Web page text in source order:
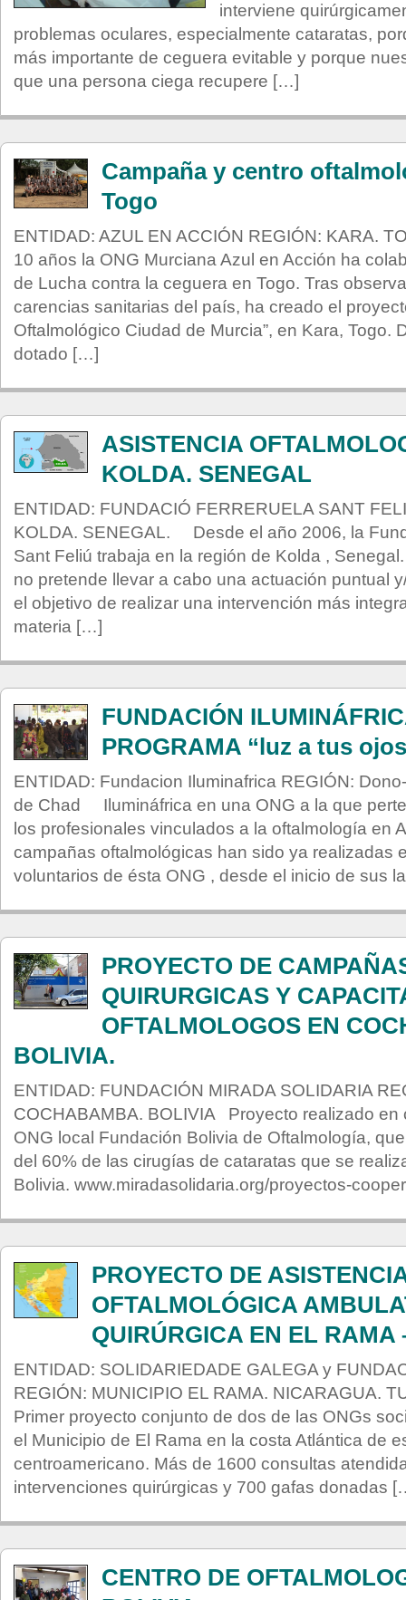
interviene
problemas oculares, especialmente cataratas,
más importante de ceguera evitable y porque
que una persona ciega recupere […]
Campaña y centro
Togo
ENTIDAD: AZUL EN ACCIÓN REGIÓN: KARA.
10 años la ONG Murciana Azul en Acción ha
de Lucha contra la ceguera en Togo. Tras
carencias sanitarias del país, ha creado el
Oftalmológico Ciudad de Murcia”, en Kara, Togo.
dotado […]
ASISTENCIA
KOLDA. SENEGAL
ENTIDAD: FUNDACIÓ FERRERUELA SANT
KOLDA. SENEGAL. Desde el año 2006, la
Sant Feliú trabaja en la región de Kolda ,
no pretende llevar a cabo una actuación puntual
el objetivo de realizar una intervención más
materia […]
FUNDACIÓN
PROGRAMA “luz a tus
ENTIDAD: Fundacion Iluminafrica REGIÓN:
de Chad Ilumináfrica en una ONG a la que
los profesionales vinculados a la oftalmología en
campañas oftalmológicas han sido ya realizadas
voluntarios de ésta ONG , desde el inicio de sus
PROYECTO DE
QUIRURGICAS Y
OFTALMOLOGOS EN
BOLIVIA.
ENTIDAD: FUNDACIÓN MIRADA SOLIDARIA
COCHABAMBA. BOLIVIA Proyecto realizado en
ONG local Fundación Bolivia de Oftalmología,
del 60% de las cirugías de cataratas que se
Bolivia. www.miradasolidaria.org/proyectos-
PROYECTO DE
OFTALMOLÓGICA
QUIRÚRGICA EN EL RAMA
ENTIDAD: SOLIDARIEDADE GALEGA y
REGIÓN: MUNICIPIO EL RAMA. NICARAGUA.
Primer proyecto conjunto de dos de las ONGs
el Municipio de El Rama en la costa Atlántica de
centroamericano. Más de 1600 consultas
intervenciones quirúrgicas y 700 gafas donadas
CENTRO DE